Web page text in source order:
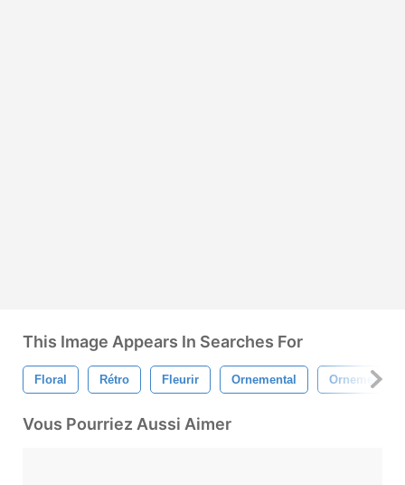
This Image Appears In Searches For
Floral Rétro Fleurir Ornemental Ornements
Vous Pourriez Aussi Aimer